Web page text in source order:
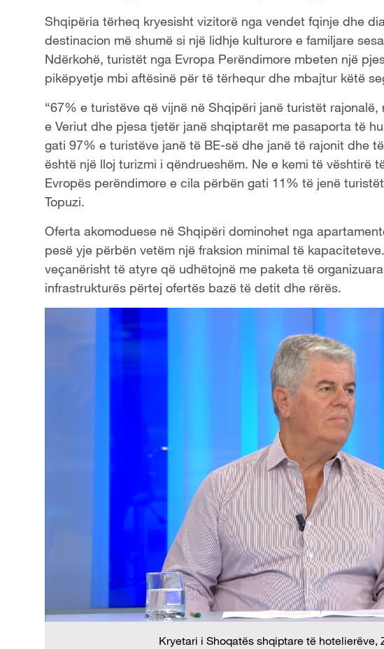
Shqipëria tërheq kryesisht vizitorë nga vendet fqinje dhe
destinacion më shumë si një lidhje kulturore e familjare
Ndërkohë, turistët nga Evropa Perëndimore mbeten një
pikëpyetje mbi aftësinë për të tërhequr dhe mbajtur këtë
“67% e turistëve që vijnë në Shqipëri janë turistët
e Veriut dhe pjesa tjetër janë shqiptarët me pasaporta të
gati 97% e turistëve janë të BE-së dhe janë të rajonit dhe
është një lloj turizmi i qëndrueshëm. Ne e kemi të vështirë
Evropës perëndimore e cila përbën gati 11% të jenë
Topuzi.
Oferta akomoduese në Shqipëri dominohet nga
pesë yje përbën vetëm një fraksion minimal të
veçanërisht të atyre që udhëtojnë me paketa të
infrastrukturës përtej ofertës bazë të detit dhe rërës.
Kryetari i Shoqatës shqiptare të hotelierëve,